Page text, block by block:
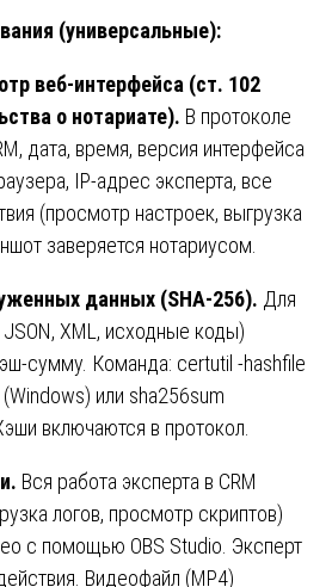
(универсальные):
веб-интерфейса (ст. 102
о нотариате). В протоколе
дата, время, версия интерфейса
IP-адрес эксперта, все
(просмотр настроек, выгрузка
заверяется нотариусом.
данных (SHA-256). Для
XML, исходные коды)
сумму. Команда: certutil -hashfile
или sha256sum
включаются в протокол.
Вся работа эксперта в CRM
логов, просмотр скриптов)
с помощью OBS Studio. Эксперт
Видеофайл (MP4)